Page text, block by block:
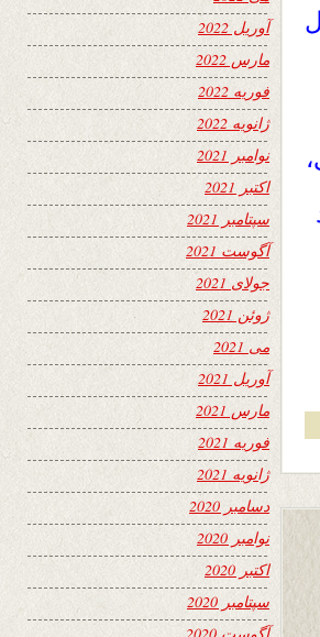
آوریل 2022
مارس 2022
فوریه 2022
ژانویه 2022
نوامبر 2021
اکتبر 2021
سپتامبر 2021
آگوست 2021
جولای 2021
ژوئن 2021
می 2021
آوریل 2021
مارس 2021
فوریه 2021
ژانویه 2021
دسامبر 2020
نوامبر 2020
اکتبر 2020
سپتامبر 2020